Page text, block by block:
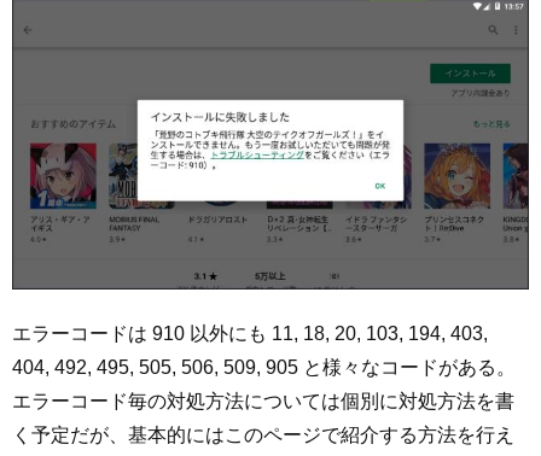
エラーコードは 910 以外にも 11, 18, 20, 103, 194, 403,
404, 492, 495, 505, 506, 509, 905 と様々なコードがある。
エラーコード毎の対処方法については個別に対処方法を書
く予定だが、基本的にはこのページで紹介する方法を行え